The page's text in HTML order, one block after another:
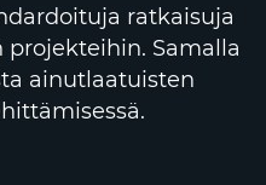
ratkaisuja
Samalla
ainutlaatuisten